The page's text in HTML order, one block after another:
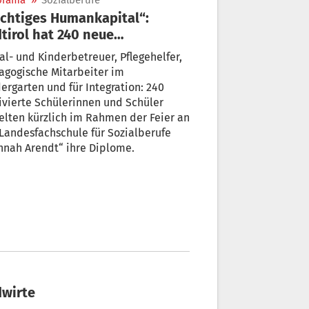
Humankapital“:
hat 240 neue
Kinderbetreuer
und Kinderbetreuer, Pflegehelfer,
Mitarbeiter im
und für Integration: 240
Schülerinnen und Schüler
kürzlich im Rahmen der Feier an
für Sozialberufe
Arendt“ ihre Diplome.